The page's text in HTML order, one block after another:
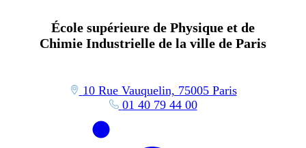
École supérieure de Physique et de
Chimie Industrielle de la ville de Paris
10 Rue Vauquelin, 75005 Paris
01 40 79 44 00